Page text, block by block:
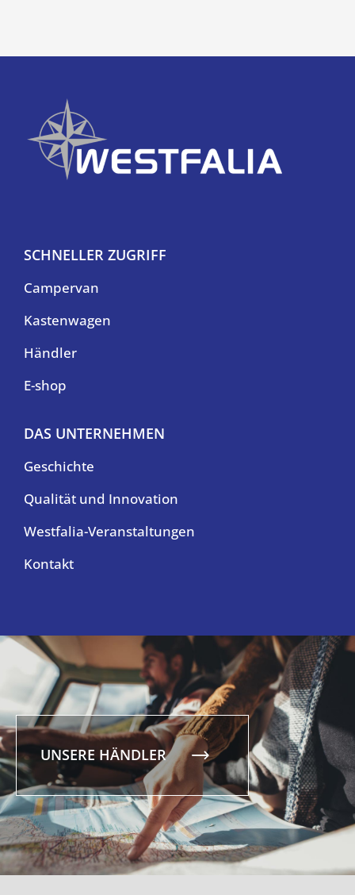
SCHNELLER ZUGRIFF
Campervan
Kastenwagen
Händler
E-shop
DAS UNTERNEHMEN
Geschichte
Qualität und Innovation
Westfalia-Veranstaltungen
Kontakt
UNSERE HÄNDLER